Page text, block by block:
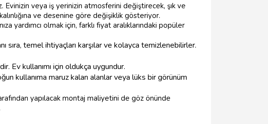
Evinizin veya iş yerinizin atmosferini değiştirecek, şık ve
ve desenine göre değişiklik gösteriyor.
yardımcı olmak için, farklı fiyat aralıklarındaki popüler
sıra, temel ihtiyaçları karşılar ve kolayca temizlenebilirler.
Ev kullanımı için oldukça uygundur.
kullanıma maruz kalan alanlar veya lüks bir görünüm
yapılacak montaj maliyetini de göz önünde